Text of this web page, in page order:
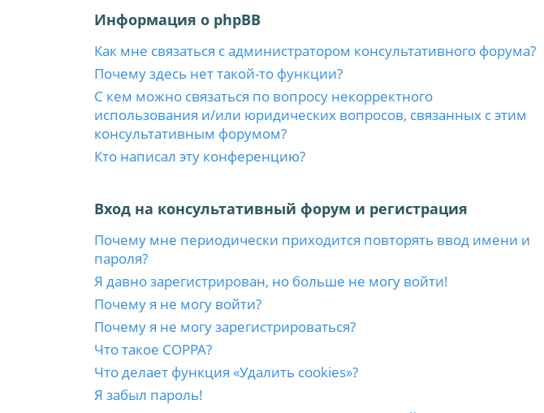
Информация о phpBB
Как мне связаться с администратором консультативного форума?
Почему здесь нет такой-то функции?
С кем можно связаться по вопросу некорректного
использования и/или юридических вопросов, связанных с этим
консультативным форумом?
Кто написал эту конференцию?
Вход на консультативный форум и регистрация
Почему мне периодически приходится повторять ввод имени и
пароля?
Я давно зарегистрирован, но больше не могу войти!
Почему я не могу войти?
Почему я не могу зарегистрироваться?
Что такое COPPA?
Что делает функция «Удалить cookies»?
Я забыл пароль!